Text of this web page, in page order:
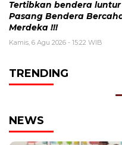
Tertibkan bendera
Pasang Bendera
Merdeka !!!
Kamis, 6 Agu 2026 - 15:22 WIB
TRENDING
NEWS